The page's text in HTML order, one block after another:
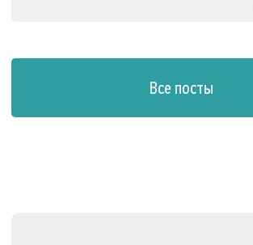
Все посты